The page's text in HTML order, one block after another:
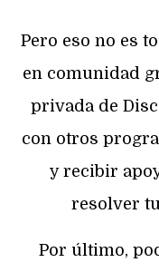
Pero eso no es
en comunidad
privada de
con otros
y recibir
resolver
Por último,